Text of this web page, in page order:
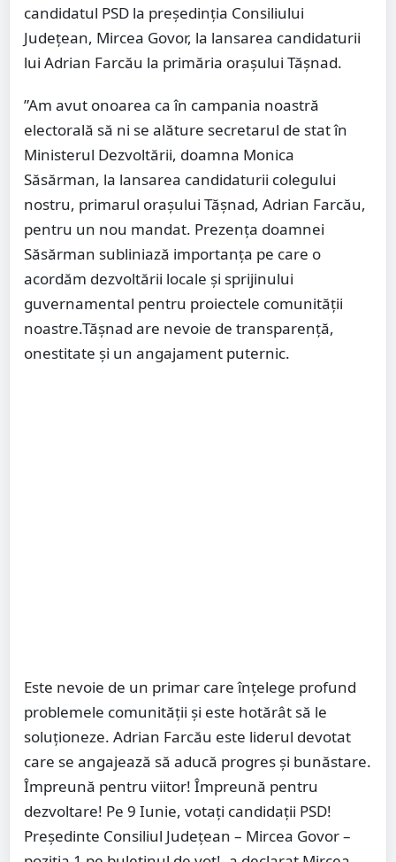
candidatul PSD la președinția Consiliului
Județean, Mircea Govor, la lansarea candidaturii
lui Adrian Farcău la primăria orașului Tășnad.
”Am avut onoarea ca în campania noastră
electorală să ni se alăture secretarul de stat în
Ministerul Dezvoltării, doamna Monica
Săsărman, la lansarea candidaturii colegului
nostru, primarul orașului Tășnad, Adrian Farcău,
pentru un nou mandat. Prezența doamnei
Săsărman subliniază importanța pe care o
acordăm dezvoltării locale și sprijinului
guvernamental pentru proiectele comunității
noastre.Tășnad are nevoie de transparență,
onestitate și un angajament puternic.
Este nevoie de un primar care înțelege profund
problemele comunității și este hotărât să le
soluționeze. Adrian Farcău este liderul devotat
care se angajează să aducă progres și bunăstare.
Împreună pentru viitor! Împreună pentru
dezvoltare! Pe 9 Iunie, votați candidații PSD!
Președinte Consiliul Județean – Mircea Govor –